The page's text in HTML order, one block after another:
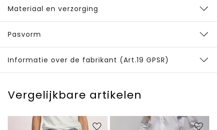
Materiaal en verzorging
Pasvorm
Informatie over de fabrikant (Art.19 GPSR)
Vergelijkbare artikelen